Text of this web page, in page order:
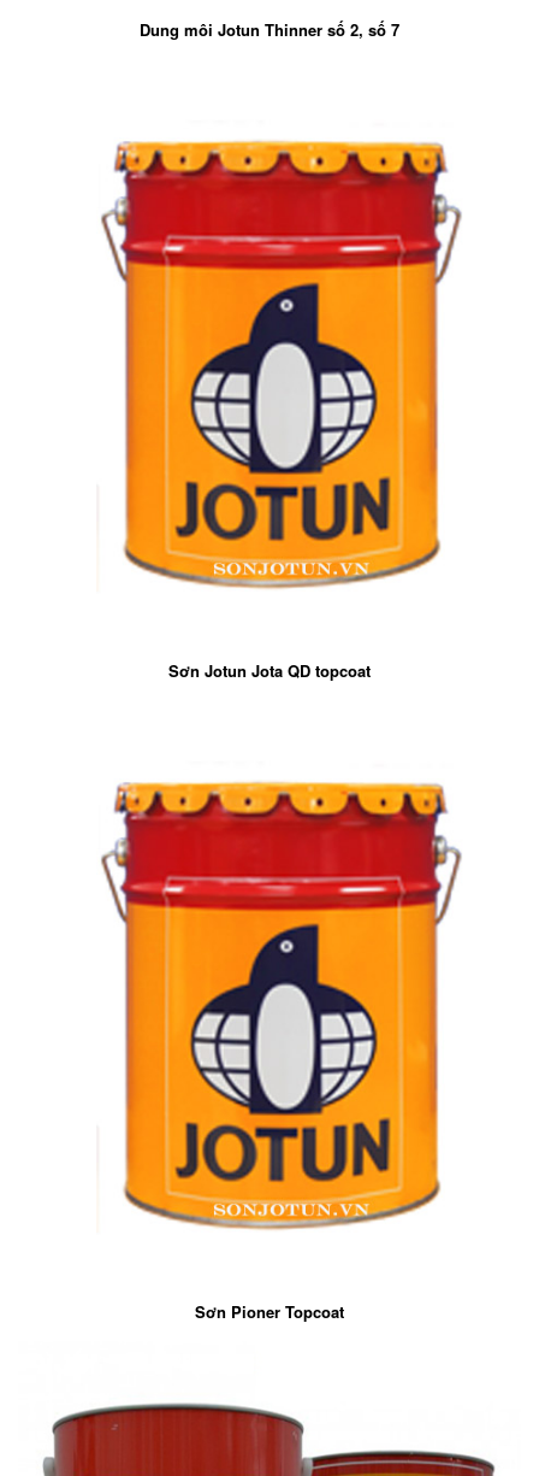
Dung môi Jotun Thinner số 2, số 7
Sơn Jotun Jota QD topcoat
Sơn Pioner Topcoat